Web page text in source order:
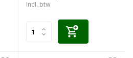
Incl. btw